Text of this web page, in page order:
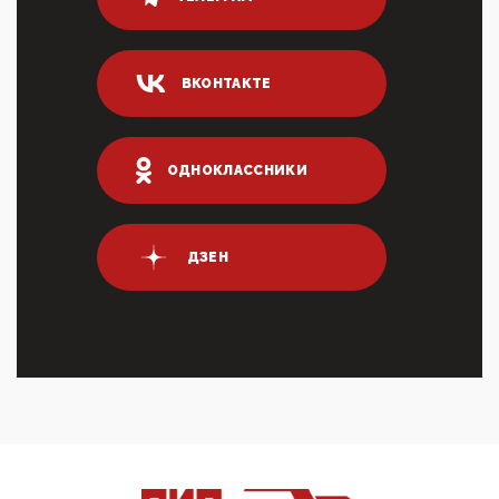
80% сирийцев в ФРГ должны вернуться на родину.
04:47, 10 Апреля 2026
ИНН для переводов по СБП это первый шаг из
логических двухЗаполнение ИНН при любых
переводах по ...
03:35, 10 Апреля 2026
Суммарное вознаграждение менеджменту в 15
крупных банках по итогам 2025 года превысило 63
03:01, 10 Апреля 2026
Террорист и убийца Буданов вальяжно сообщил,
что союзники просили Киев не наносить удары по
входМошенники активно пользуются аккаунтами на
ВКОНТАКТЕ
ОДНОКЛАССНИКИ
ДЗЕН